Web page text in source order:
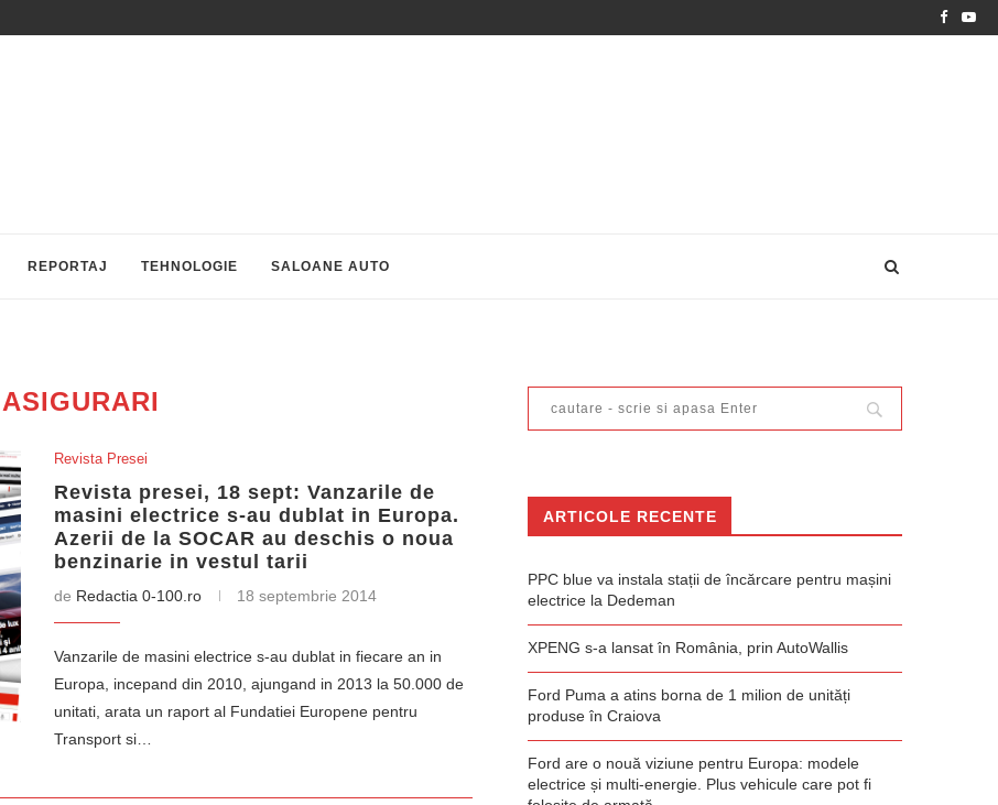
REPORTAJ TEHNOLOGIE SALOANE AUTO
ASIGURARI
Revista Presei
Revista presei, 18 sept: Vanzarile de
masini electrice s-au dublat in Europa.
Azerii de la SOCAR au deschis o noua
benzinarie in vestul tarii
de Redactia 0-100.ro 18 septembrie 2014
Vanzarile de masini electrice s-au dublat in fiecare an in
Europa, incepand din 2010, ajungand in 2013 la 50.000 de
unitati, arata un raport al Fundatiei Europene pentru
Transport si…
ARTICOLE RECENTE
PPC blue va instala stații de încărcare pentru mașini
electrice la Dedeman
XPENG s-a lansat în România, prin AutoWallis
Ford Puma a atins borna de 1 milion de unități
produse în Craiova
Ford are o nouă viziune pentru Europa: modele
electrice și multi-energie. Plus vehicule care pot fi